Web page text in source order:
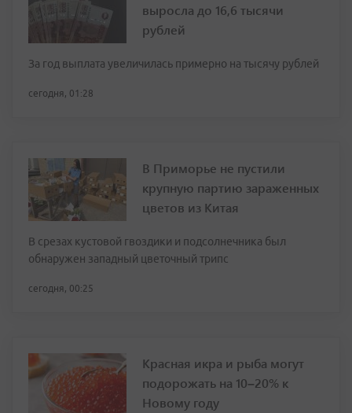
выросла до 16,6 тысячи
рублей
За год выплата увеличилась примерно на тысячу рублей
сегодня, 01:28
В Приморье не пустили
крупную партию зараженных
цветов из Китая
В срезах кустовой гвоздики и подсолнечника был
обнаружен западный цветочный трипс
сегодня, 00:25
Красная икра и рыба могут
подорожать на 10–20% к
Новому году